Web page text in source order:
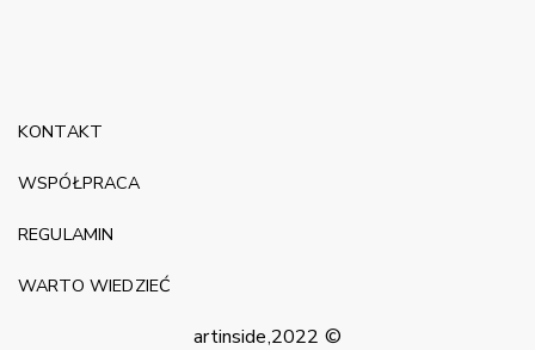
artinside,2022 ©
KONTAKT
WSPÓŁPRACA
REGULAMIN
WARTO WIEDZIEĆ